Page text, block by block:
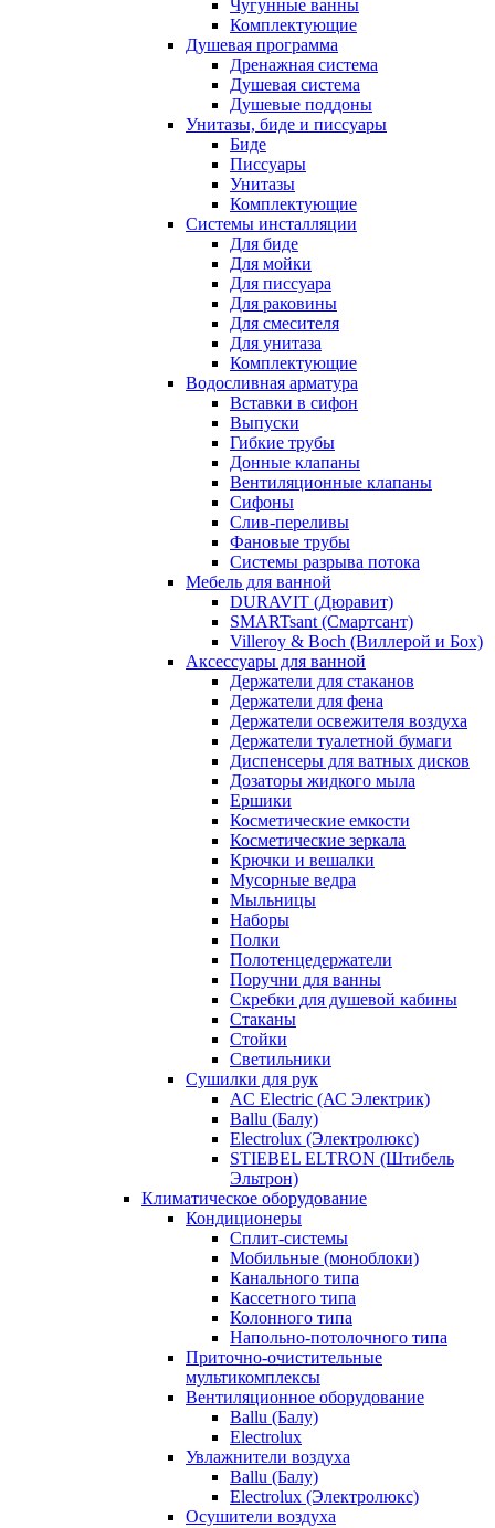
Чугунные ванны
Комплектующие
Душевая программа
Дренажная система
Душевая система
Душевые поддоны
Унитазы, биде и писсуары
Биде
Писсуары
Унитазы
Комплектующие
Системы инсталляции
Для биде
Для мойки
Для писсуара
Для раковины
Для смесителя
Для унитаза
Комплектующие
Водосливная арматура
Вставки в сифон
Выпуски
Гибкие трубы
Донные клапаны
Вентиляционные клапаны
Сифоны
Слив-переливы
Фановые трубы
Системы разрыва потока
Мебель для ванной
DURAVIT (Дюравит)
SMARTsant (Смартсант)
Villeroy & Boch (Виллерой и Бох)
Аксессуары для ванной
Держатели для стаканов
Держатели для фена
Держатели освежителя воздуха
Держатели туалетной бумаги
Диспенсеры для ватных дисков
Дозаторы жидкого мыла
Ершики
Косметические емкости
Косметические зеркала
Крючки и вешалки
Мусорные ведра
Мыльницы
Наборы
Полки
Полотенцедержатели
Поручни для ванны
Скребки для душевой кабины
Стаканы
Стойки
Светильники
Сушилки для рук
AC Electric (АС Электрик)
Ballu (Балу)
Electrolux (Электролюкс)
STIEBEL ELTRON (Штибель
Эльтрон)
Климатическое оборудование
Кондиционеры
Сплит-системы
Мобильные (моноблоки)
Канального типа
Кассетного типа
Колонного типа
Напольно-потолочного типа
Приточно-очистительные
мультикомплексы
Вентиляционное оборудование
Ballu (Балу)
Electrolux
Увлажнители воздуха
Ballu (Балу)
Electrolux (Электролюкс)
Осушители воздуха